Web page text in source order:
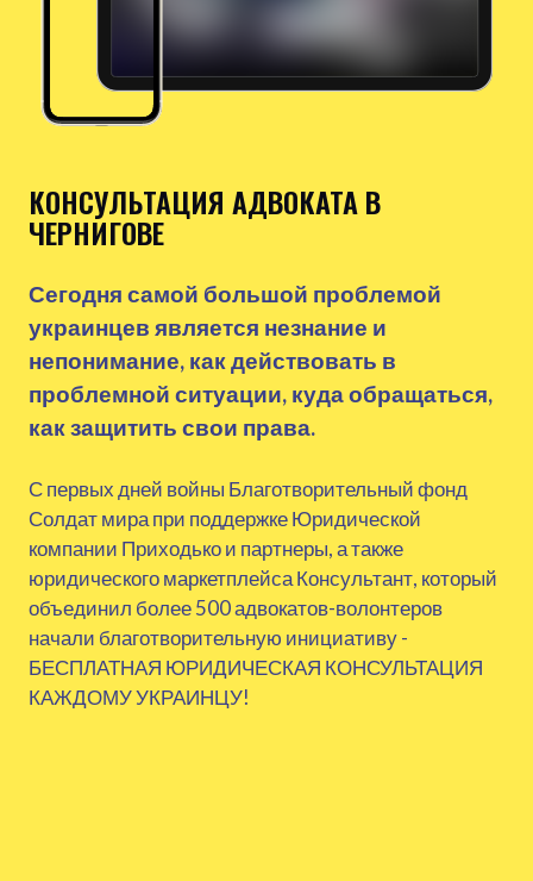
КОНСУЛЬТАЦИЯ АДВОКАТА В
ЧЕРНИГОВЕ
Сегодня самой большой проблемой
украинцев является незнание и
непонимание, как действовать в
проблемной ситуации, куда обращаться,
как защитить свои права.
С первых дней войны Благотворительный фонд
Солдат мира при поддержке Юридической
компании Приходько и партнеры, а также
юридического маркетплейса Консультант, который
объединил более 500 адвокатов-волонтеров
начали благотворительную инициативу -
БЕСПЛАТНАЯ ЮРИДИЧЕСКАЯ КОНСУЛЬТАЦИЯ
КАЖДОМУ УКРАИНЦУ!